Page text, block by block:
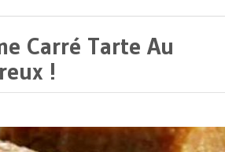
Carré Tarte Au
!